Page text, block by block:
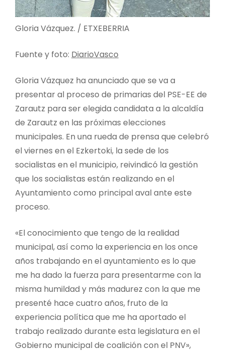
Gloria Vázquez. / ETXEBERRIA
Fuente y foto: DiarioVasco
Gloria Vázquez ha anunciado que se va a
presentar al proceso de primarias del PSE-EE de
Zarautz para ser elegida candidata a la alcaldía
de Zarautz en las próximas elecciones
municipales. En una rueda de prensa que celebró
el viernes en el Ezkertoki, la sede de los
socialistas en el municipio, reivindicó la gestión
que los socialistas están realizando en el
Ayuntamiento como principal aval ante este
proceso.
«El conocimiento que tengo de la realidad
municipal, así como la experiencia en los once
años trabajando en el ayuntamiento es lo que
me ha dado la fuerza para presentarme con la
misma humildad y más madurez con la que me
presenté hace cuatro años, fruto de la
experiencia política que me ha aportado el
trabajo realizado durante esta legislatura en el
Gobierno municipal de coalición con el PNV»,